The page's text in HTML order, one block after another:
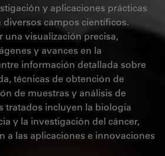
y aplicaciones prácticas
diversos campos científicos.
una visualización precisa,
y avances en la
información detallada sobre
técnicas de obtención de
de muestras y análisis de
tratados incluyen la biología
y la investigación del cáncer,
a las aplicaciones e innovaciones